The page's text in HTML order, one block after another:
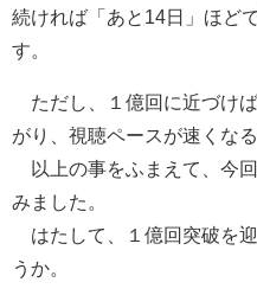
続ければ「あと14日」ほど
す。
ただし、１億回に近づけ
がり、視聴ペースが速くな
以上の事をふまえて、今
みました。
はたして、１億回突破を
うか。